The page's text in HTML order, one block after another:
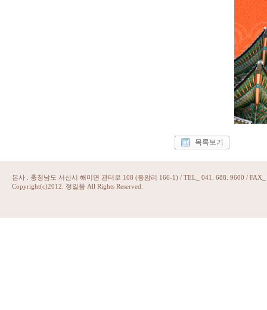
목록보기
본사 : 충청남도 서산시 해미면 관터로 108 (동암리 166-1) / TEL_ 041. 688. 9600 /
Copyright(c)2012. 정일품 All Rights Reserved.